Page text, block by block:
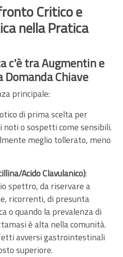
Critico e
nella Pratica
c'è tra Augmentin e
Chiave
principale:
di prima scelta per
o sospetti come sensibili.
meglio tollerato, meno
Acido Clavulanico):
spettro, da riservare a
ricorrenti, di presunta
o quando la prevalenza di
è alta nella comunità.
avversi gastrointestinali
superiore.